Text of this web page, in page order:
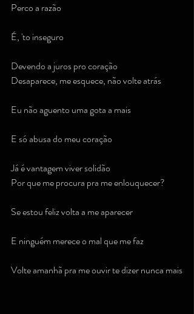
Perco a razão
É, 'to inseguro
Devendo a juros pro coração
Desaparece, me esquece, não volte atrás
Eu não aguento uma gota a mais
E só abusa do meu coração
Já é vantagem viver solidão
Por que me procura pra me enlouquecer?
Se estou feliz volta a me aparecer
E ninguém merece o mal que me faz
Volte amanhã pra me ouvir te dizer nunca mais